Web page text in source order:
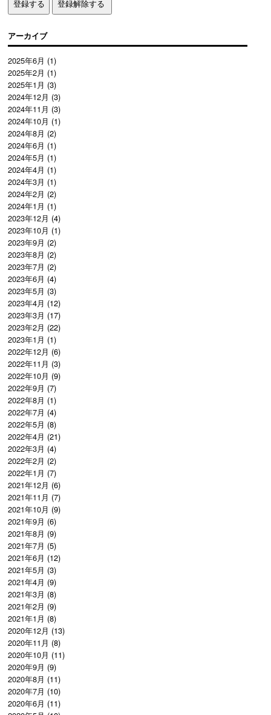
アーカイブ
2025年6月 (1)
2025年2月 (1)
2025年1月 (3)
2024年12月 (3)
2024年11月 (3)
2024年10月 (1)
2024年8月 (2)
2024年6月 (1)
2024年5月 (1)
2024年4月 (1)
2024年3月 (1)
2024年2月 (2)
2024年1月 (1)
2023年12月 (4)
2023年10月 (1)
2023年9月 (2)
2023年8月 (2)
2023年7月 (2)
2023年6月 (4)
2023年5月 (3)
2023年4月 (12)
2023年3月 (17)
2023年2月 (22)
2023年1月 (1)
2022年12月 (6)
2022年11月 (3)
2022年10月 (9)
2022年9月 (7)
2022年8月 (1)
2022年7月 (4)
2022年5月 (8)
2022年4月 (21)
2022年3月 (4)
2022年2月 (2)
2022年1月 (7)
2021年12月 (6)
2021年11月 (7)
2021年10月 (9)
2021年9月 (6)
2021年8月 (9)
2021年7月 (5)
2021年6月 (12)
2021年5月 (3)
2021年4月 (9)
2021年3月 (8)
2021年2月 (9)
2021年1月 (8)
2020年12月 (13)
2020年11月 (8)
2020年10月 (11)
2020年9月 (9)
2020年8月 (11)
2020年7月 (10)
2020年6月 (11)